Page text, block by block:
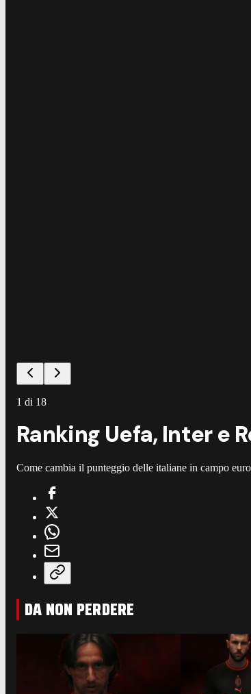
1 di 18
Ranking Uefa, Inter e
Come cambia il punteggio delle italiane in campo
DA NON PERDERE